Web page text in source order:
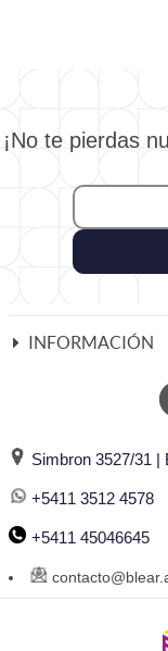
¡No te pierdas
INFORMACIÓN
Simbron 3527/31 |
+5411 3512 4578
+5411 45046645